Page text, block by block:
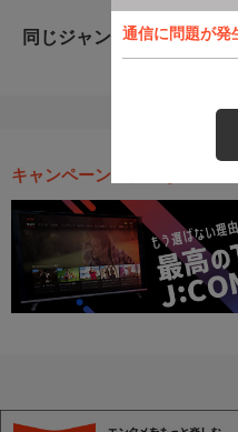
通信に問題が発
同じジャンルのおすすめ
キャンペーン・お得な情報